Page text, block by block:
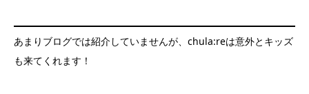
あまりブログでは紹介していませんが、chula:reは意外とキッズ
も来てくれます！